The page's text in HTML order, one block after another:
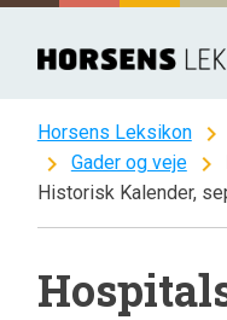
Spring
indhold
Horsens Leksikon chevron_right
chevron_right Gader og veje chevron_right
Historisk Kalender,